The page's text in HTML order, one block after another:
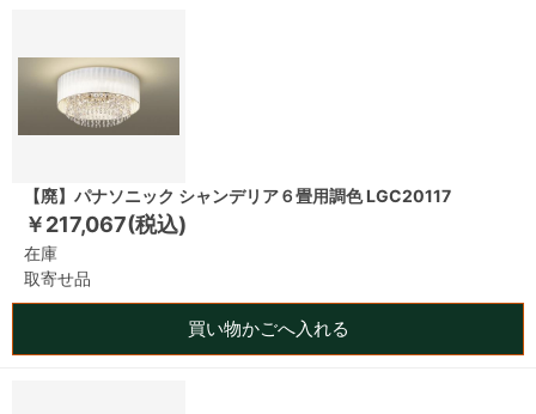
【廃】パナソニック シャンデリア６畳用調色 LGC20117
￥217,067(税込)
在庫
取寄せ品
買い物かごへ入れる